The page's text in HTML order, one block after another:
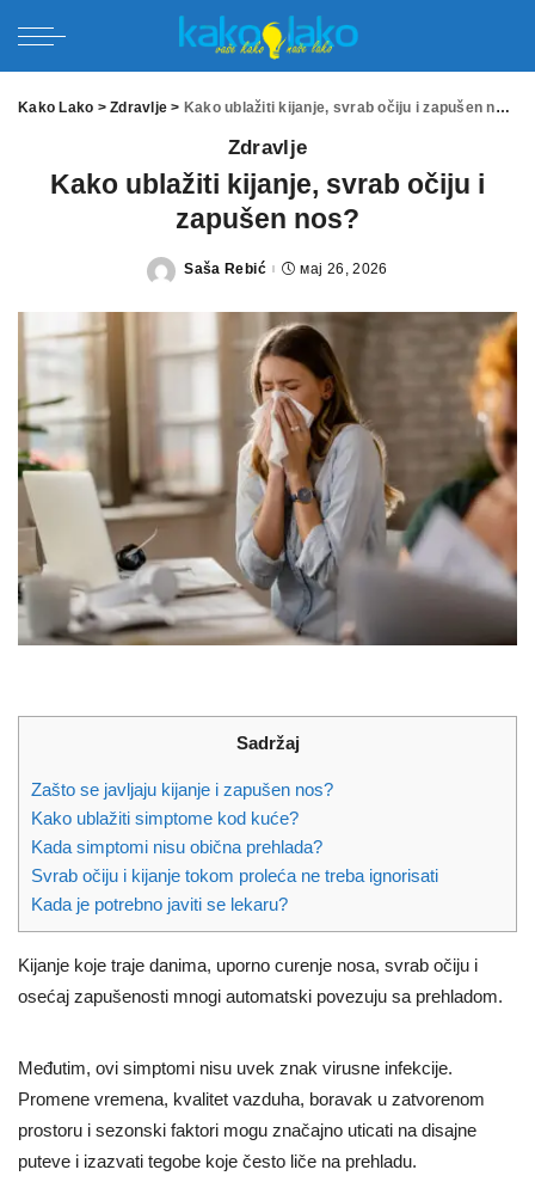
Kako Lako >Zdravlje > Kako ublažiti kijanje, svrab očiju i zapušen nos?
Zdravlje
Kako ublažiti kijanje, svrab očiju i
zapušen nos?
Posted
Saša Rebić мај 26, 2026
Sadržaj
Zašto se javljaju kijanje i zapušen nos?
Kako ublažiti simptome kod kuće?
Kada simptomi nisu obična prehlada?
Svrab očiju i kijanje tokom proleća ne treba ignorisati
Kada je potrebno javiti se lekaru?
Kijanje koje traje danima, uporno curenje nosa, svrab očiju i
osećaj zapušenosti mnogi automatski povezuju sa prehladom.
Međutim, ovi simptomi nisu uvek znak virusne infekcije.
Promene vremena, kvalitet vazduha, boravak u zatvorenom
prostoru i sezonski faktori mogu značajno uticati na disajne
puteve i izazvati tegobe koje često liče na prehladu.